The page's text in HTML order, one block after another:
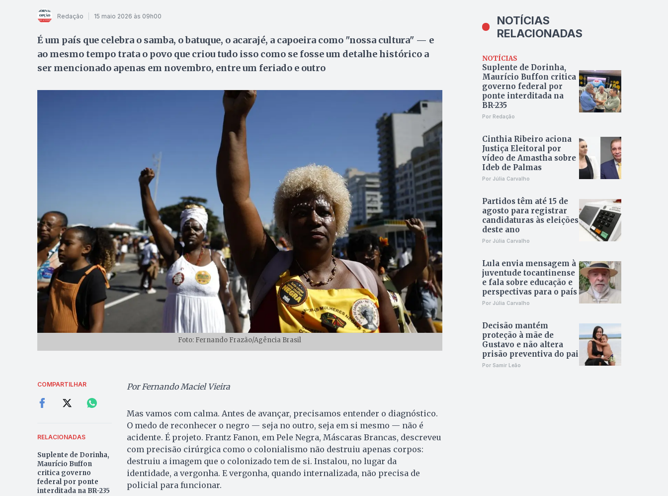
Redação 15 maio 2026 às 09h00
É um país que celebra o samba, o batuque, o acarajé, a capoeira como "nossa cultura" — e
ao mesmo tempo trata o povo que criou tudo isso como se fosse um detalhe histórico a
ser mencionado apenas em novembro, entre um feriado e outro
Foto: Fernando Frazão/Agência Brasil
COMPARTILHAR
RELACIONADAS
Suplente de Dorinha,
Maurício Buffon
critica governo
federal por ponte
interditada na BR-235
Por Fernando Maciel Vieira
Mas vamos com calma. Antes de avançar, precisamos entender o diagnóstico.
O medo de reconhecer o negro — seja no outro, seja em si mesmo — não é
acidente. É projeto. Frantz Fanon, em Pele Negra, Máscaras Brancas, descreveu
com precisão cirúrgica como o colonialismo não destruiu apenas corpos:
destruiu a imagem que o colonizado tem de si. Instalou, no lugar da
identidade, a vergonha. E vergonha, quando internalizada, não precisa de
policial para funcionar.
NOTÍCIAS
RELACIONADAS
NOTÍCIAS
Suplente de Dorinha,
Maurício Buffon critica
governo federal por
ponte interditada na
BR-235
Por Redação
Cinthia Ribeiro aciona
Justiça Eleitoral por
vídeo de Amastha sobre
Ideb de Palmas
Por Júlia Carvalho
Partidos têm até 15 de
agosto para registrar
candidaturas às eleições
deste ano
Por Júlia Carvalho
Lula envia mensagem à
juventude tocantinense
e fala sobre educação e
perspectivas para o país
Por Júlia Carvalho
Decisão mantém
proteção à mãe de
Gustavo e não altera
prisão preventiva do pai
Por Samir Leão